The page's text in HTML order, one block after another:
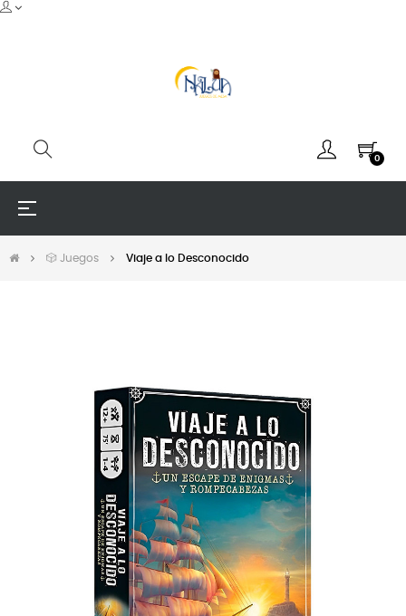
0
Navegación
☰
🎲 Juegos Viaje a lo Desconocido